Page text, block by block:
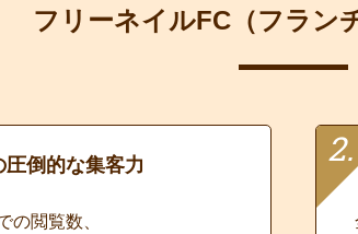
フリーネイルFC（フラン
倒的な集客力
の閲覧数、